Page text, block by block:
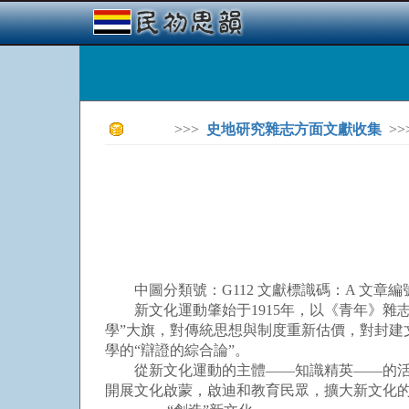
>>> 史地研究雜志方面文獻收集
中圖分類號：G112 文獻標識碼：A 文章編
新文化運動肇始于1915年，以《青年》雜志
學”大旗，對傳統思想與制度重新估價，對封
學的“辯證的綜合論”。
從新文化運動的主體——知識精英——的活動
開展文化啟蒙，啟迪和教育民眾，擴大新文化